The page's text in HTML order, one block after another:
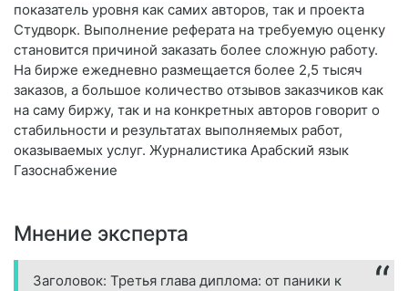
показатель уровня как самих авторов, так и проекта
Студворк. Выполнение реферата на требуемую оценку
становится причиной заказать более сложную работу.
На бирже ежедневно размещается более 2,5 тысяч
заказов, а большое количество отзывов заказчиков как
на саму биржу, так и на конкретных авторов говорит о
стабильности и результатах выполняемых работ,
оказываемых услуг. Журналистика Арабский язык
Газоснабжение
Мнение эксперта
Заголовок: Третья глава диплома: от паники к